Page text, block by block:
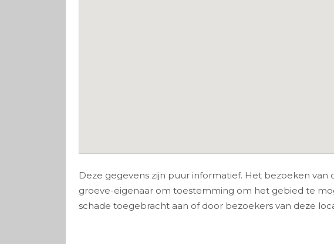
Deze gegevens zijn puur informatief. Het bezoeken van
groeve-eigenaar om toestemming om het gebied te
schade toegebracht aan of door bezoekers van deze